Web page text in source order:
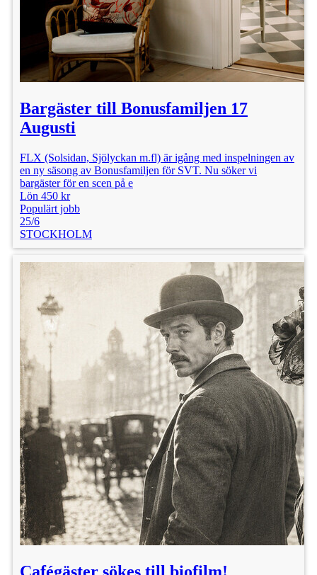
Bargäster till Bonusfamiljen 17
Augusti
FLX (Solsidan, Sjölyckan m.fl) är igång med inspelningen av
en ny säsong av Bonusfamiljen för SVT. Nu söker vi
bargäster för en scen på e
Lön 450 kr
Populärt jobb
25/6
STOCKHOLM